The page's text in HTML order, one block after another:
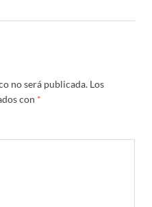
no será publicada. Los
con *